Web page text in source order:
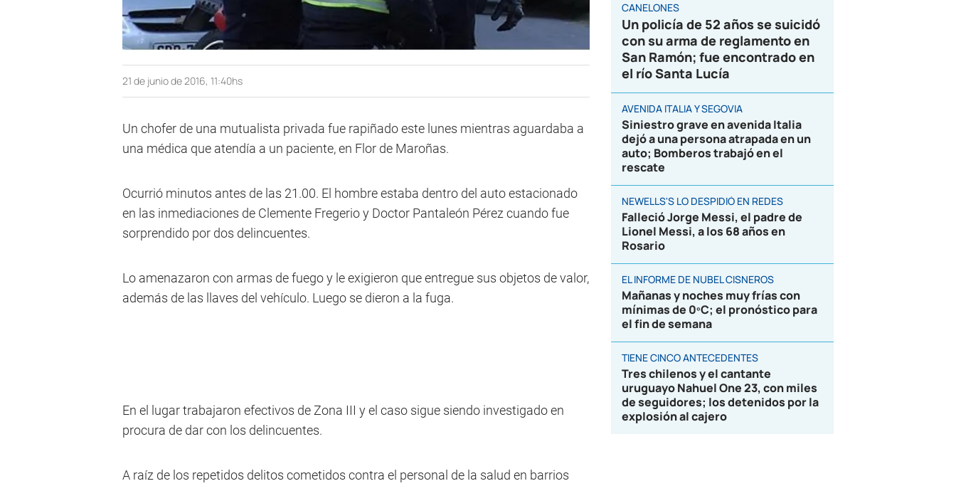
21 de junio de 2016, 11:40hs
Un chofer de una mutualista privada fue rapiñado este lunes mientras aguardaba a
una médica que atendía a un paciente, en Flor de Maroñas.
Ocurrió minutos antes de las 21.00. El hombre estaba dentro del auto estacionado
en las inmediaciones de Clemente Fregerio y Doctor Pantaleón Pérez cuando fue
sorprendido por dos delincuentes.
Lo amenazaron con armas de fuego y le exigieron que entregue sus objetos de valor,
además de las llaves del vehículo. Luego se dieron a la fuga.
En el lugar trabajaron efectivos de Zona III y el caso sigue siendo investigado en
procura de dar con los delincuentes.
A raíz de los repetidos delitos cometidos contra el personal de la salud en barrios
CANELONES
Un policía de 52 años se suicidó
con su arma de reglamento en
San Ramón; fue encontrado en
el río Santa Lucía
AVENIDA ITALIA Y SEGOVIA
Siniestro grave en avenida Italia
dejó a una persona atrapada en un
auto; Bomberos trabajó en el
rescate
NEWELLS'S LO DESPIDIÓ EN REDES
Falleció Jorge Messi, el padre de
Lionel Messi, a los 68 años en
Rosario
EL INFORME DE NUBEL CISNEROS
Mañanas y noches muy frías con
mínimas de 0ºC; el pronóstico para
el fin de semana
TIENE CINCO ANTECEDENTES
Tres chilenos y el cantante
uruguayo Nahuel One 23, con miles
de seguidores; los detenidos por la
explosión al cajero